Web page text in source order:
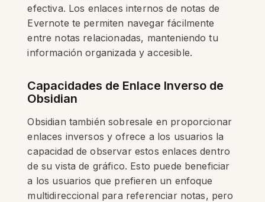
efectiva. Los enlaces internos de notas de
Evernote te permiten navegar fácilmente
entre notas relacionadas, manteniendo tu
información organizada y accesible.
Capacidades de Enlace Inverso de
Obsidian
Obsidian también sobresale en proporcionar
enlaces inversos y ofrece a los usuarios la
capacidad de observar estos enlaces dentro
de su vista de gráfico. Esto puede beneficiar
a los usuarios que prefieren un enfoque
multidireccional para referenciar notas, pero